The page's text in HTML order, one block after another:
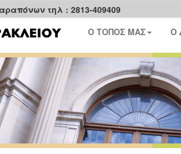
τηλ : 2813-409409
Ο ΤΟΠΟΣ ΜΑΣ Ο